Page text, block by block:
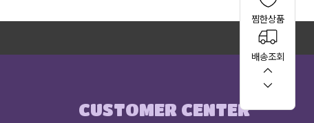
찜한상품
배송조회
CUSTOMER CENTER